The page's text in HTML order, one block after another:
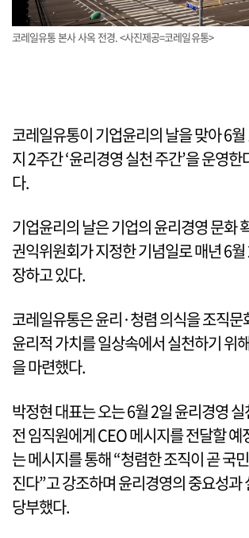
코레일유통 본사 사옥 전경. <사진제공=코레일유통>
코레일유통이 기업윤리의 날을 맞아 6
지 2주간 ‘윤리경영 실천 주간’을 운영
다.
기업윤리의 날은 기업의 윤리경영 문화
권익위원회가 지정한 기념일로 매년 6
장하고 있다.
코레일유통은 윤리·청렴 의식을 조직
윤리적 가치를 일상속에서 실천하기 위
을 마련했다.
박정현 대표는 오는 6월 2일 윤리경영
전 임직원에게 CEO 메시지를 전달할 예
는 메시지를 통해 “청렴한 조직이 곧 국
진다”고 강조하며 윤리경영의 중요성과
당부했다.